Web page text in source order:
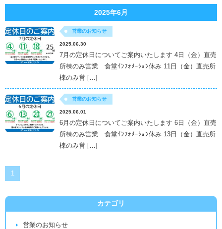
2025年6月
営業のお知らせ
2025.06.30
7月の定休日についてご案内いたします 4日（金）直売
所棟のみ営業 食堂ｲﾝﾌｫﾒｰｼｮﾝ休み 11日（金）直売所
棟のみ営 […]
営業のお知らせ
2025.06.01
6月の定休日についてご案内いたします 6日（金）直売
所棟のみ営業 食堂ｲﾝﾌｫﾒｰｼｮﾝ休み 13日（金）直売所
棟のみ営 […]
1
カテゴリ
営業のお知らせ